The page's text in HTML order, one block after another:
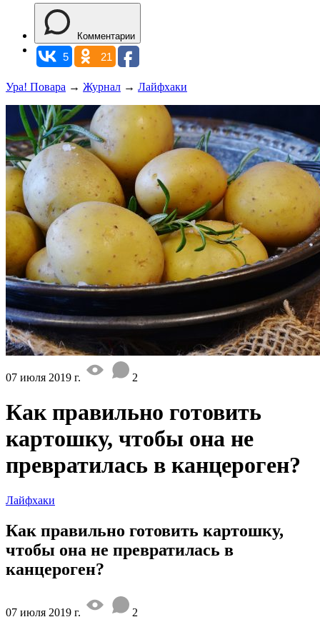
Комментарии
5
21
Ура! Повара → Журнал → Лайфхаки
07 июля 2019 г. 2
Как правильно готовить
картошку, чтобы она не
превратилась в канцероген?
Лайфхаки
Как правильно готовить картошку,
чтобы она не превратилась в
канцероген?
07 июля 2019 г. 2